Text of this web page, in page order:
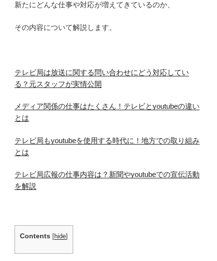
新たにどんな仕事や対応が増えてきているのか、
その内容について解説します。
テレビ局は放送に関する問い合わせにどう対応してい
る？元スタッフが実情公開
メディア関係の仕事はたくさん！テレビとyoutubeの違い
とは
テレビ局もyoutubeを使用する時代に！地方での取り組み
とは
テレビ局広報の仕事内容は？新聞やyoutubeでの宣伝活動
を解説
Contents [hide]